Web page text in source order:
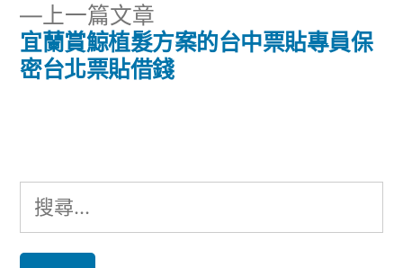
導
覽
上一篇文章
一
篇
宜蘭賞鯨植髮方案的台中票貼專員保
密台北票貼借錢
搜
尋